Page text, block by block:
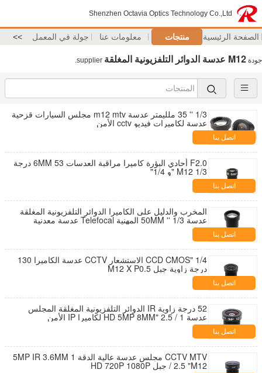
Shenzhen Octavia Optics Technology Co.,Ltd
الصفحة الرئيسية منتجات معلومات عنا جولة في المعمل >>
جودة M12 عدسة الدوائر التلفزيونية المغلقة
1/3 '' 35 ملليمتر عدسة m12 mtv مجلس السيارات قزحية
عدسة لكاميرات فيديو cctv الأمن
اتصل بنا
F2.0 أحادي البؤرة كاميرا مراقبة العدسات 6MM 53 درجة
M12 1/3 "و 1/4"
اتصل بنا
المخرب والدليل على الكاميرا الدوائر التلفزيونية المغلقة
عدسة 1/3 '' 50MM المهنية Telefocal عدسة معدنية
اتصل بنا
1/4 "CCD CMOS الاستشعار CCTV عدسة الكاميرا 130
درجة زاوية جبل M12 X P0.5
اتصل بنا
52 درجة زاوية IR الدوائر التلفزيونية المغلقة المجلس
عدسة 1 / 2.5 "HD 5MP 8MM لكاميرا IP الأمن
اتصل بنا
CCTV MTV مجلس عدسة عالية الدقة 5MP IR 3.6MM 1
/ 2.5 "M12 جبل HD 720P 1080P